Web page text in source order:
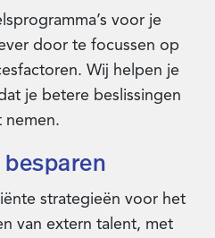
voor je
door te focussen op
Wij helpen je
je betere beslissingen
nemen.
strategieën voor het
van extern talent, met